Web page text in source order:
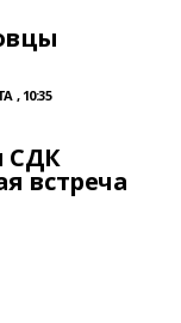
, 10:35
СДК
встреча